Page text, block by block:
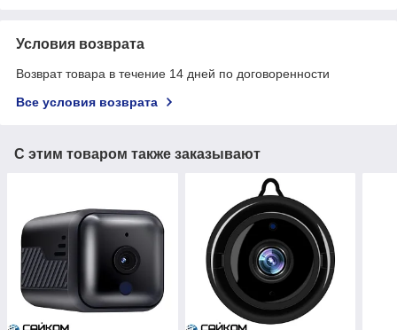
Условия возврата
Возврат товара в течение 14 дней по договоренности
Все условия возврата
С этим товаром также заказывают